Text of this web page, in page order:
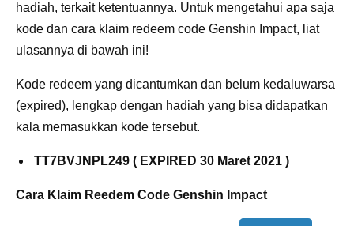
hadiah, terkait ketentuannya. Untuk mengetahui apa saja
kode dan cara klaim redeem code Genshin Impact, liat
ulasannya di bawah ini!
Kode redeem yang dicantumkan dan belum kedaluwarsa
(expired), lengkap dengan hadiah yang bisa didapatkan
kala memasukkan kode tersebut.
TT7BVJNPL249 ( EXPIRED 30 Maret 2021 )
Cara Klaim Reedem Code Genshin Impact